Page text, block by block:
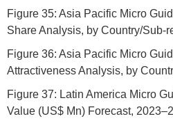
Figure 35: Asia Pacific Micro
Share Analysis, by Country/Sub-
Figure 36: Asia Pacific Micro
Attractiveness Analysis, by
Figure 37: Latin America Micro
Value (US$ Mn) Forecast,